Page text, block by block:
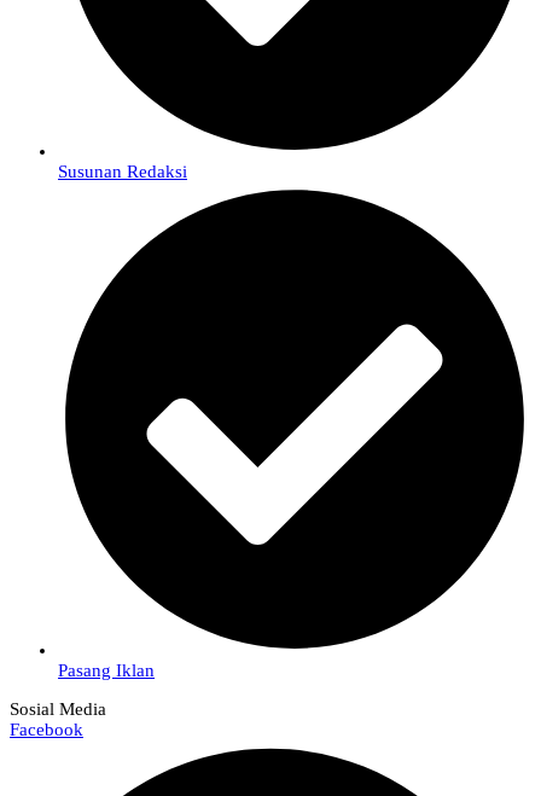
Susunan Redaksi
Pasang Iklan
Sosial Media
Facebook